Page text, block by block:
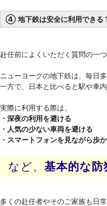
④ 地下鉄は安全に利用できる
赴任前によくいただく質問の一つ
ニューヨークの地下鉄は、毎日
一方で、日本と比べると駅や車
実際に利用する際は、
・深夜の利用を避ける
・人気の少ない車両を避ける
・スマートフォンを見ながら歩
など、 基本的な
多くの赴任者やそのご家族も日